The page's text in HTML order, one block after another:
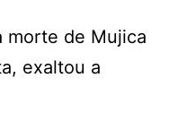
morte de Mujica
exaltou a